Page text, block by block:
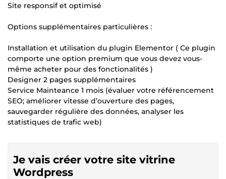
Site responsif et optimisé
Options supplémentaires particulières :
Installation et utilisation du plugin Elementor ( Ce plugin
comporte une option premium que vous devez vous-
même acheter pour des fonctionalités )
Designer 2 pages supplémentaires
Service Mainteance 1 mois (évaluer votre référencement
SEO; améliorer vitesse d’ouverture des pages,
sauvegarder régulière des données, analyser les
statistiques de trafic web)
Je vais créer votre site vitrine
Wordpress